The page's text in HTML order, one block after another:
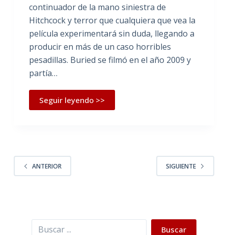
continuador de la mano siniestra de
Hitchcock y terror que cualquiera que vea la
película experimentará sin duda, llegando a
producir en más de un caso horribles
pesadillas. Buried se filmó en el año 2009 y
partía…
Seguir leyendo >>
ANTERIOR SIGUIENTE
Buscar Buscar